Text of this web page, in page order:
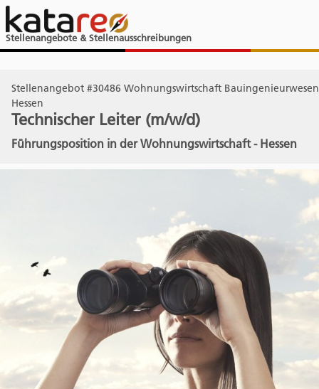
Stellenangebote & Stellenausschreibungen
Stellenangebot #30486 Wohnungswirtschaft
Hessen
Technischer Leiter (m/w/d)
Führungsposition in der Wohnungswirtschaft - Hessen